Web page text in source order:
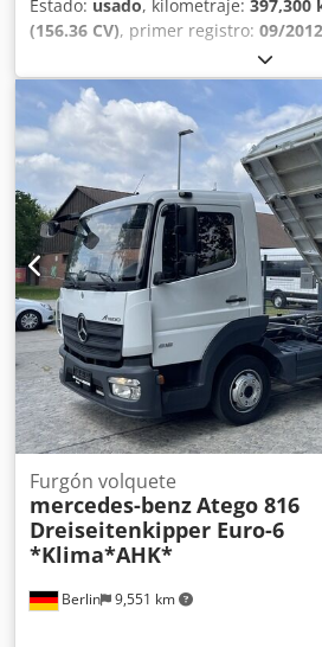
Estado: usado, kilometraje: 397,300
(156.36 CV), primer registro: 09/2012
, color:
engranaje:mecánico, clase de
del espacio de carga:
6,000 mm,
carga:
2,380 mm, altura del espacio
Equipamiento: elevador trasero, *
manual * Cámara de marcha atrás
Hoa * 3 plazas * Carrocería tipo
elevadora trasera * Peso en vacío:
interno de vehículo: 10770 ----
errores y venta previa.
Berlin 9,551 km
Furgón volquete
mercedes-benzAtego 816
Dreiseitenkipper Euro-6
*Klima*AHK*